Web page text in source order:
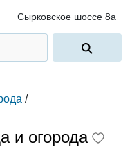
Сырковское шоссе 8а
/
и огорода